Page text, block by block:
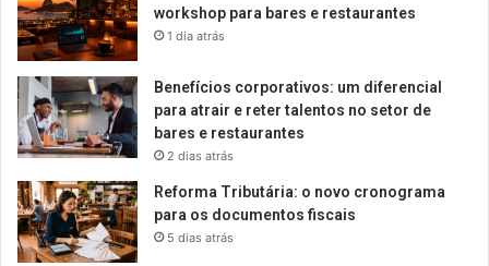
workshop para bares e restaurantes
1 dia atrás
Benefícios corporativos: um diferencial
para atrair e reter talentos no setor de
bares e restaurantes
2 dias atrás
Reforma Tributária: o novo cronograma
para os documentos fiscais
5 dias atrás